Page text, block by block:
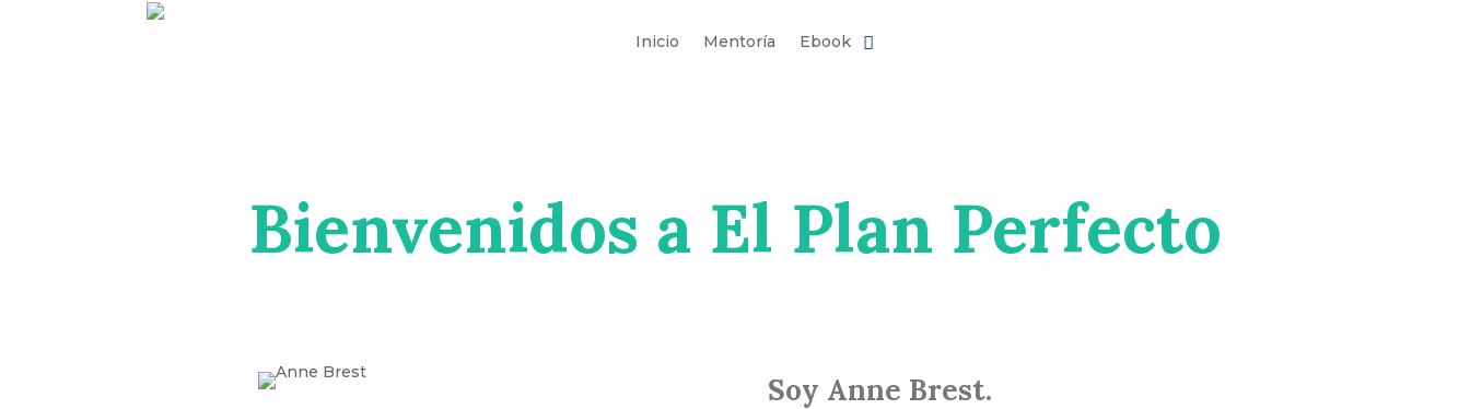
Inicio Mentoría Ebook
Bienvenidos a El Plan Perfecto
Soy Anne Brest.